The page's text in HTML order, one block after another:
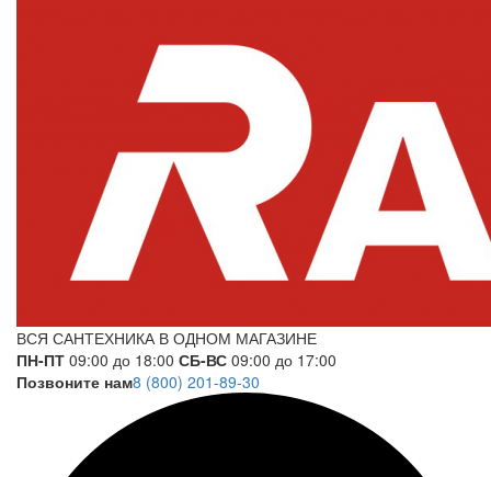
ВСЯ САНТЕХНИКА В ОДНОМ МАГАЗИНЕ
ПН-ПТ 09:00 до 18:00 СБ-ВС 09:00 до 17:00
Позвоните нам8 (800) 201-89-30